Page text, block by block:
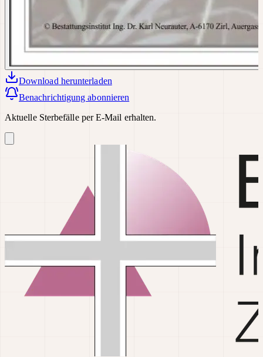
Download herunterladen
Benachrichtigung abonnieren
Aktuelle Sterbefälle per E-Mail erhalten.